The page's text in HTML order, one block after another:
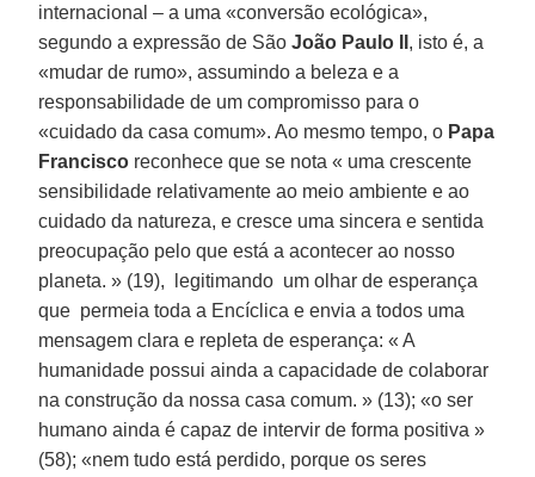
internacional – a uma «conversão ecológica»,
segundo a expressão de SãoJoão Paulo II , isto é, a
«mudar de rumo», assumindo a beleza e a
responsabilidade de um compromisso para o
«cuidado da casa comum». Ao mesmo tempo, o Papa
Francisco reconhece que se nota « uma crescente
sensibilidade relativamente ao meio ambiente e ao
cuidado da natureza, e cresce uma sincera e sentida
preocupação pelo que está a acontecer ao nosso
planeta. » (19), legitimando um olhar de esperança
que permeia toda a Encíclica e envia a todos uma
mensagem clara e repleta de esperança: « A
humanidade possui ainda a capacidade de colaborar
na construção da nossa casa comum. » (13); «o ser
humano ainda é capaz de intervir de forma positiva »
(58); «nem tudo está perdido, porque os seres